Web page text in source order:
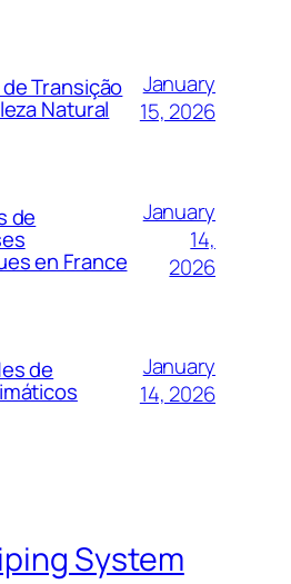
Transição
Natural
January
15, 2026
de
en France
January
14,
2026
de
January
14, 2026
System